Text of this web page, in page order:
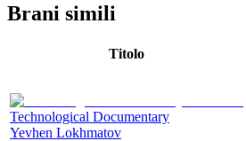
Brani simili
Titolo
Technological Documentary
Yevhen Lokhmatov